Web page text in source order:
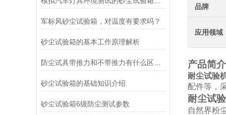
军标风砂尘试验箱，对温度有要求吗？
砂尘试验箱的基本工作原理解析
砂尘试验箱的基础知识介绍
砂尘试验箱6级防尘测试参数
品牌
应用领域
产品简介
耐尘试验
配件等，
耐尘试
自然界粉